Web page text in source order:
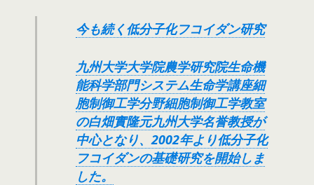
今も続く低分子化フコイダン研究
九州大学大学院農学研究院生命機
能科学部門システム生命学講座細
胞制御工学分野細胞制御工学教室
の白畑實隆元九州大学名誉教授が
中心となり、2002年より低分子化
フコイダンの基礎研究を開始しま
した。